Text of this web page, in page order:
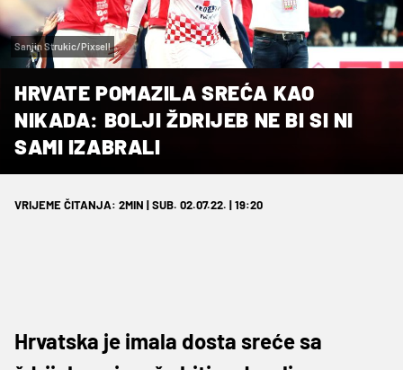
Sanjin Strukic/Pixsell
HRVATE POMAZILA SREĆA KAO
NIKADA: BOLJI ŽDRIJEB NE BI SI NI
SAMI IZABRALI
VRIJEME ČITANJA: 2MIN | SUB. 02.07.22. | 19:20
Hrvatska je imala dosta sreće sa